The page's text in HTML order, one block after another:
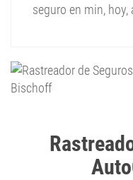
seguro en min,